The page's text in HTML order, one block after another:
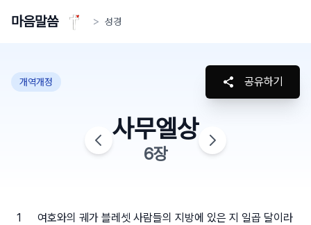
마음말씀 > 성경
개역개정 공유하기
사무엘상
6장
1 여호와의 궤가 블레셋 사람들의 지방에 있은 지 일곱 달이라